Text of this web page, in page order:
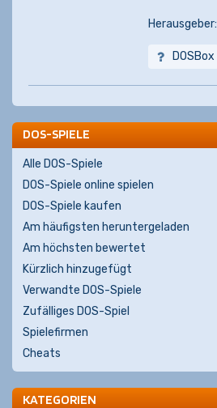
Herausgeber:
DOSBox
DOS-SPIELE
Alle DOS-Spiele
DOS-Spiele online spielen
DOS-Spiele kaufen
Am häufigsten heruntergeladen
Am höchsten bewertet
Kürzlich hinzugefügt
Verwandte DOS-Spiele
Zufälliges DOS-Spiel
Spielefirmen
Cheats
KATEGORIEN